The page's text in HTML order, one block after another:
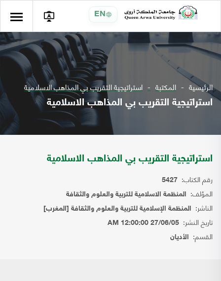
EN
الرئيسية المكتبة استراتيجية التقريب بي المذاهب الاسلامية
استراتيجية التقريب بي المذاهب الاسلامية
استراتيجية التقريب بي المذاهب الاسلامية
رقم الكتاب: 5427
المؤلف: المنظمة الاسلامية للتربية والعلوم والثقافة
الناشر: المنظمة الإسلامية للتربية والعلوم والثقافة [المغرب]
تاريخ النشر: 27/06/05 12:00:00 AM
القسم: الأديان